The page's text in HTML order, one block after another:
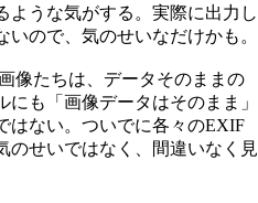
ような気がする。実際に出力し
ので、気のせいなだけかも。
像たちは、データそのままの
も「画像データはそのまま」
はない。ついでに各々のEXIF
のせいではなく、間違いなく見